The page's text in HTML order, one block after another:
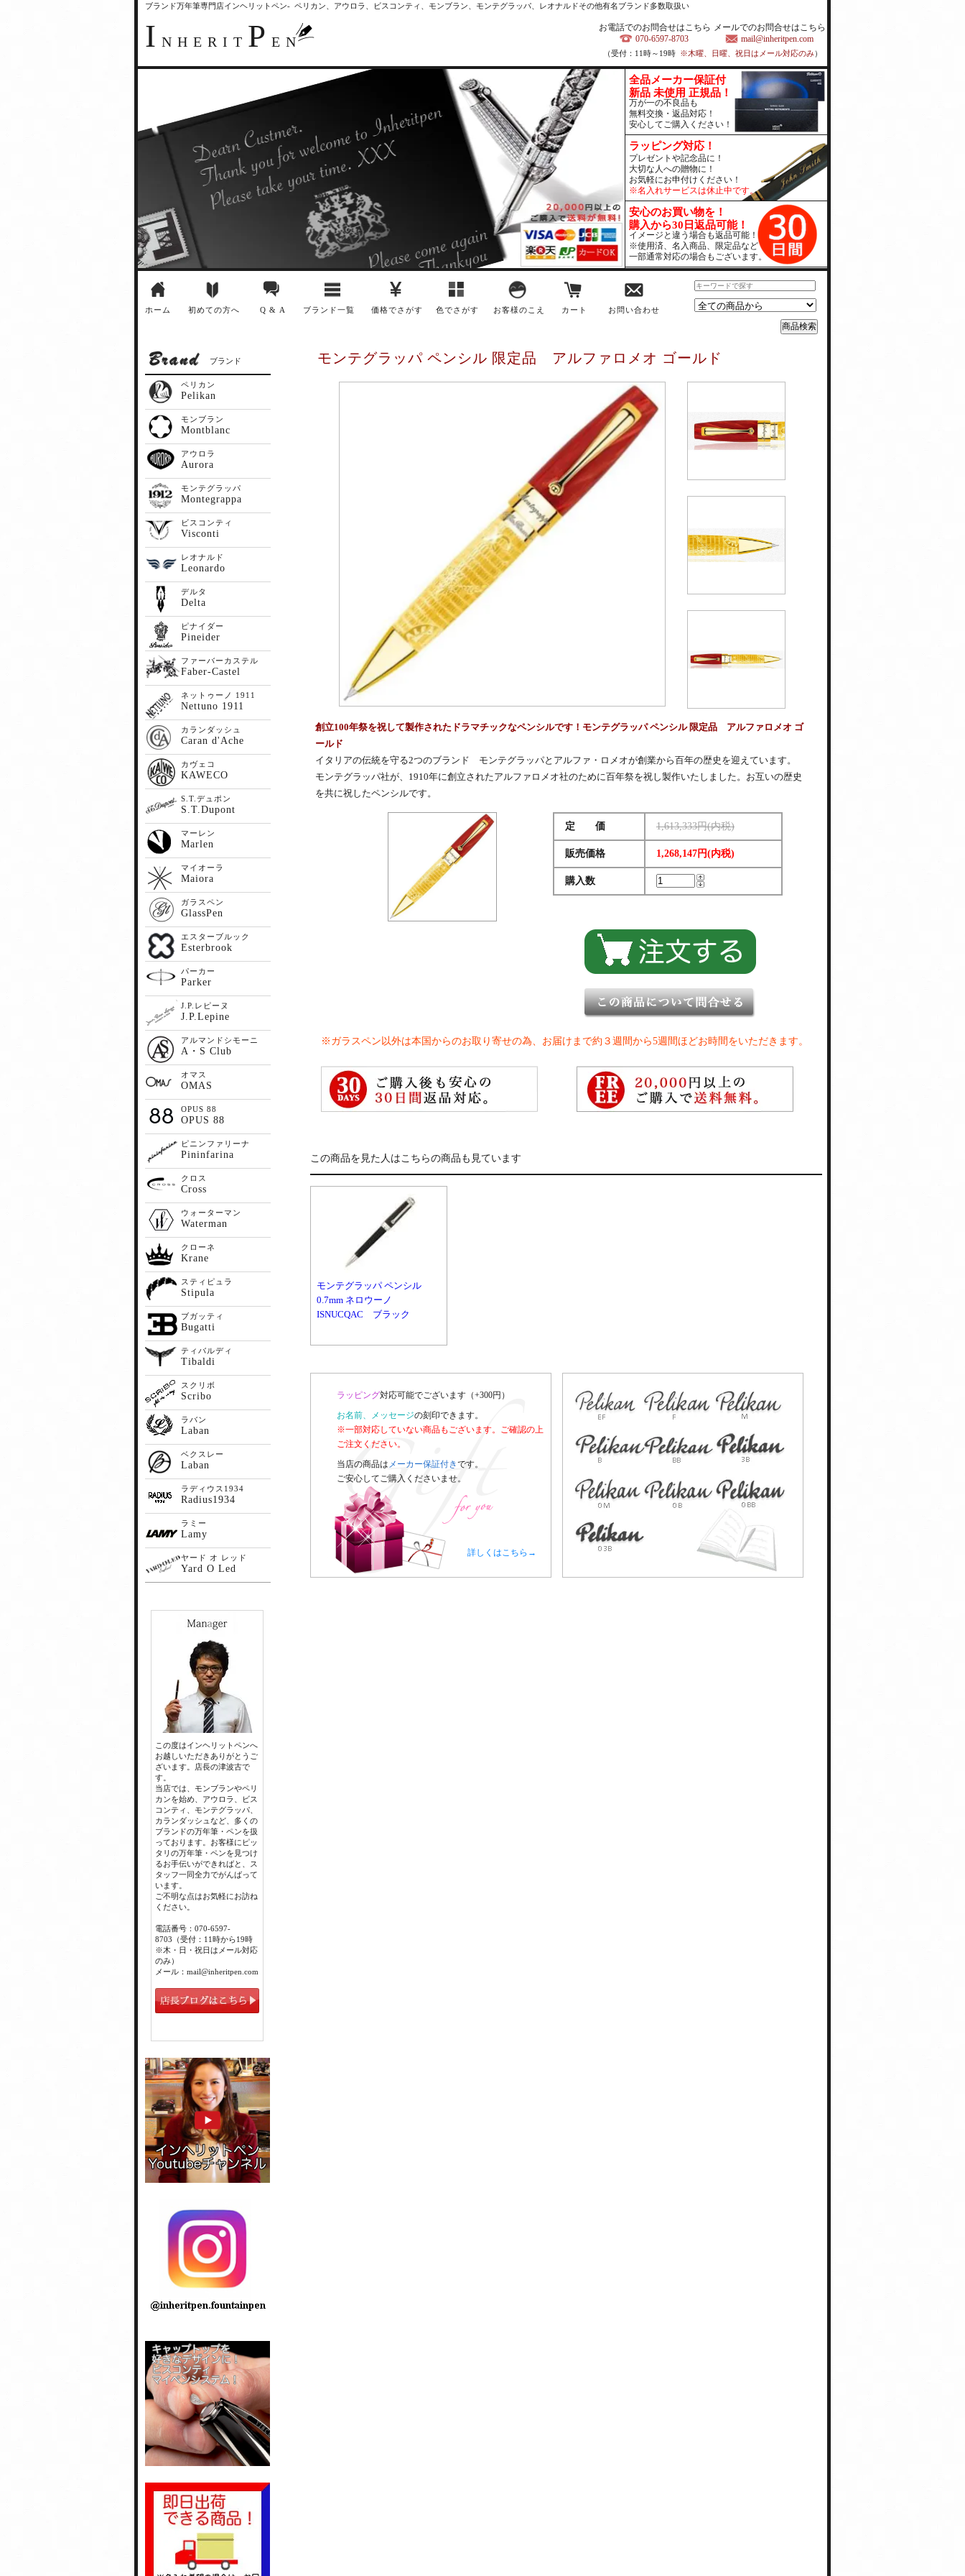
ブランド万年筆専門店インヘリットペン- ペリカン、アウロラ、ビスコンティ、モンブラン、モンテグラッパ、レオナルドその他有名ブランド多数取扱い
I NHERIT P EN
お電話でのお問合せはこちら
070-6597-8703
メールでのお問合せはこちら
mail@inheritpen.com
（受付：11時～19時 ※木曜、日曜、祝日はメール対応のみ）
全品メーカー保証付
新品 未使用 正規品！
万が一の不良品も
無料交換・返品対応！
安心してご購入ください！
ラッピング対応！
プレゼントや記念品に！
大切な人への贈物に！
お気軽にお申付けください！
※名入れサービスは休止中です。
安心のお買い物を！
購入から30日返品可能！
イメージと違う場合も返品可能！
※使用済、名入商品、限定品など
一部通常対応の場合もございます。
ホーム 初めての方へ Q & A ブランド一覧 価格でさがす 色でさがす お客様のこえ カート お問い合わせ
モンテグラッパ ペンシル 限定品 アルファロメオ ゴールド
創立100年祭を祝して製作されたドラマチックなペンシルです！モンテグラッパ ペンシル 限定品 アルファロメオ ゴ
ールド
イタリアの伝統を守る2つのブランド モンテグラッパとアルファ・ロメオが創業から百年の歴史を迎えています。
モンテグラッパ社が、1910年に創立されたアルファロメオ社のために百年祭を祝し製作いたしました。お互いの歴史
を共に祝したペンシルです。
定 価 1,613,333円(内税)
販売価格 1,268,147円(内税)
購入数
※ガラスペン以外は本国からのお取り寄せの為、お届けまで約３週間から5週間ほどお時間をいただきます。
この商品を見た人はこちらの商品も見ています
モンテグラッパ ペンシル
0.7mm ネロウーノ
ISNUCQAC ブラック
ラッピング対応可能でございます（+300円）
お名前、メッセージの刻印できます。
※一部対応していない商品もございます。ご確認の上
ご注文ください。
当店の商品は メーカー保証付きです。
ご安心してご購入くださいませ。
詳しくはこちら→
ブランド
ペリカン
Pelikan
モンブラン
Montblanc
アウロラ
Aurora
モンテグラッパ
Montegrappa
ビスコンティ
Visconti
レオナルド
Leonardo
デルタ
Delta
ピナイダー
Pineider
ファーバーカステル
Faber-Castel
ネットゥーノ 1911
Nettuno 1911
カランダッシュ
Caran d'Ache
カヴェコ
KAWECO
S.T.デュポン
S.T.Dupont
マーレン
Marlen
マイオーラ
Maiora
ガラスペン
GlassPen
エスターブルック
Esterbrook
パーカー
Parker
J.P.レピーヌ
J.P.Lepine
アルマンドシモーニ
A・S Club
オマス
OMAS
OPUS 88
OPUS 88
ピニンファリーナ
Pininfarina
クロス
Cross
ウォーターマン
Waterman
クローネ
Krane
スティピュラ
Stipula
ブガッティ
Bugatti
ティバルディ
Tibaldi
スクリボ
Scribo
ラバン
Laban
ベクスレー
Laban
ラディウス1934
Radius1934
ラミー
Lamy
ヤード オ レッド
Yard O Led
この度はインヘリットペンへ
お越しいただきありがとうご
ざいます。店長の津波古で
す。
当店では、モンブランやペリ
カンを始め、アウロラ、ビス
コンティ、モンテグラッパ、
カランダッシュなど、多くの
ブランドの万年筆・ペンを扱
っております。お客様にピッ
タリの万年筆・ペンを見つけ
るお手伝いができればと、ス
タッフ一同全力でがんばって
います。
ご不明な点はお気軽にお訪ね
ください。
電話番号：070-6597-
8703（受付：11時から19時
※木・日・祝日はメール対応
のみ）
メール：mail@inheritpen.com